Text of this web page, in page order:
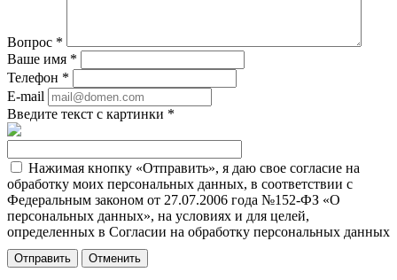
Вопрос *
Ваше имя *
Телефон *
E-mail
Введите текст с картинки *
Нажимая кнопку «Отправить», я даю свое согласие на
обработку моих персональных данных, в соответствии с
Федеральным законом от 27.07.2006 года №152-ФЗ «О
персональных данных», на условиях и для целей,
определенных в Согласии на обработку персональных данных
Отменить